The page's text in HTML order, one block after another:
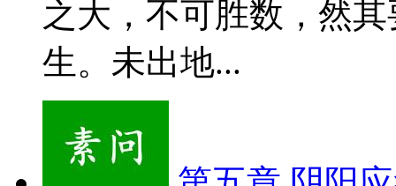
之大，不可胜数，然
生。未出地...